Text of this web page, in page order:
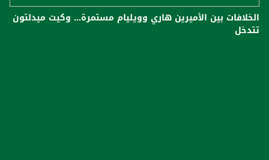
الخلافات بين الأميرين هاري وويليام مستمرة... ​وكيت ميدلتون​
تتدخل